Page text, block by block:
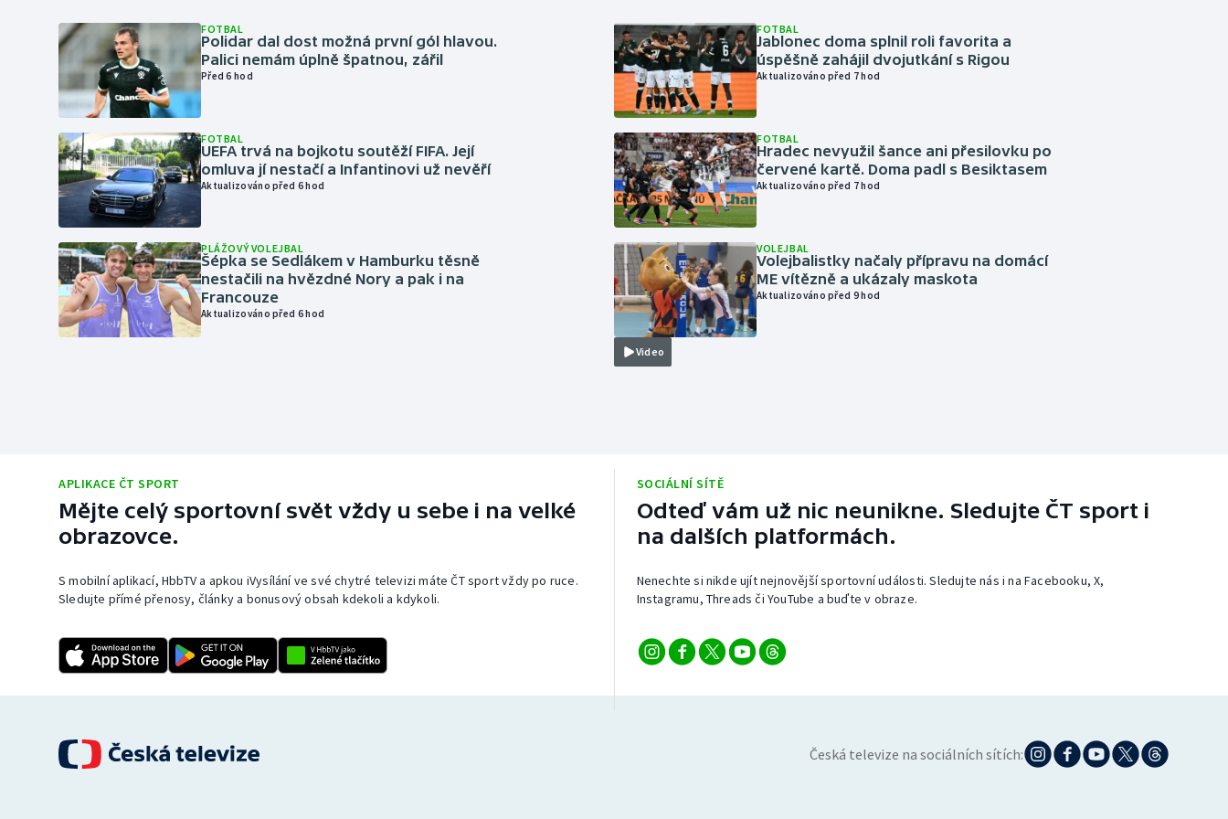
FOTBAL
Polidar dal dost možná první gól hlavou.
Palici nemám úplně špatnou, zářil
Před 6 hod
FOTBAL
UEFA trvá na bojkotu soutěží FIFA. Její
omluva jí nestačí a Infantinovi už nevěří
Aktualizováno před 6 hod
PLÁŽOVÝ VOLEJBAL
Šépka se Sedlákem v Hamburku těsně
nestačili na hvězdné Nory a pak i na
Francouze
Aktualizováno před 6 hod
FOTBAL
Jablonec doma splnil roli favorita a
úspěšně zahájil dvojutkání s Rigou
Aktualizováno před 7 hod
FOTBAL
Hradec nevyužil šance ani přesilovku po
červené kartě. Doma padl s Besiktasem
Aktualizováno před 7 hod
Video
VOLEJBAL
Volejbalistky načaly přípravu na domácí
ME vítězně a ukázaly maskota
Aktualizováno před 9 hod
APLIKACE ČT SPORT
Mějte celý sportovní svět vždy u sebe i na velké
obrazovce.
S mobilní aplikací, HbbTV a apkou iVysílání ve své chytré televizi máte ČT sport vždy po ruce.
Sledujte přímé přenosy, články a bonusový obsah kdekoli a kdykoli.
SOCIÁLNÍ SÍTĚ
Odteď vám už nic neunikne. Sledujte ČT sport i
na dalších platformách.
Nenechte si nikde ujít nejnovější sportovní události. Sledujte nás i na Facebooku, X,
Instagramu, Threads či YouTube a buďte v obraze.
Česká televize na sociálních sítích: